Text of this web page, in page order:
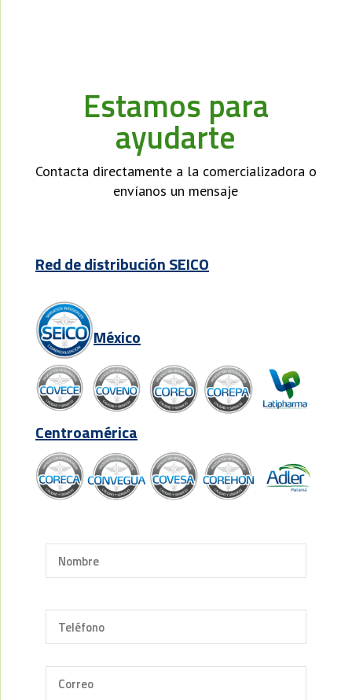
Estamos para
ayudarte
Contacta directamente a la comercializadora o
envíanos un mensaje
Red de distribución SEICO
México
Centroamérica